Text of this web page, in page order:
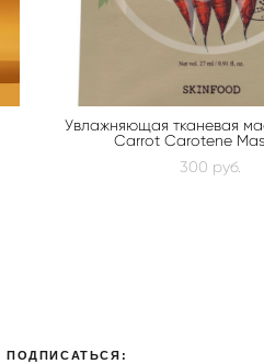
Увлажняющая тканевая
Carrot Carotene
300 pуб.
ПОДПИСАТЬСЯ: